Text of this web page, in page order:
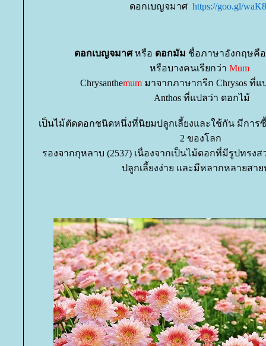
ดอกเบญจมาศ https://goo.gl/
ดอกเบญจมาศหรือ ดอกมัม ชื่อภาษาอังกฤษคือ
หรือบางคนเรียกว่า Mum
Chrysanthemum มาจากภาษากรีก Chrysos ที่
Anthos ที่แปลว่า ดอกไม้
เป็นไม้ตัดดอกชนิดหนึ่งที่นิยมปลูกเลี้ยงและใช้กัน มีการ
2 ของโลก
รองจากกุหลาบ (2537) เนื่องจากเป็นไม้ดอกที่มีรูปทรง
ปลูกเลี้ยงง่าย และมีหลากหลายสา